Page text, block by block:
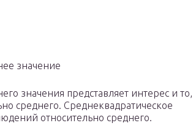
значение
значения представляет интерес и то,
среднего. Среднеквадратическое
относительно среднего.